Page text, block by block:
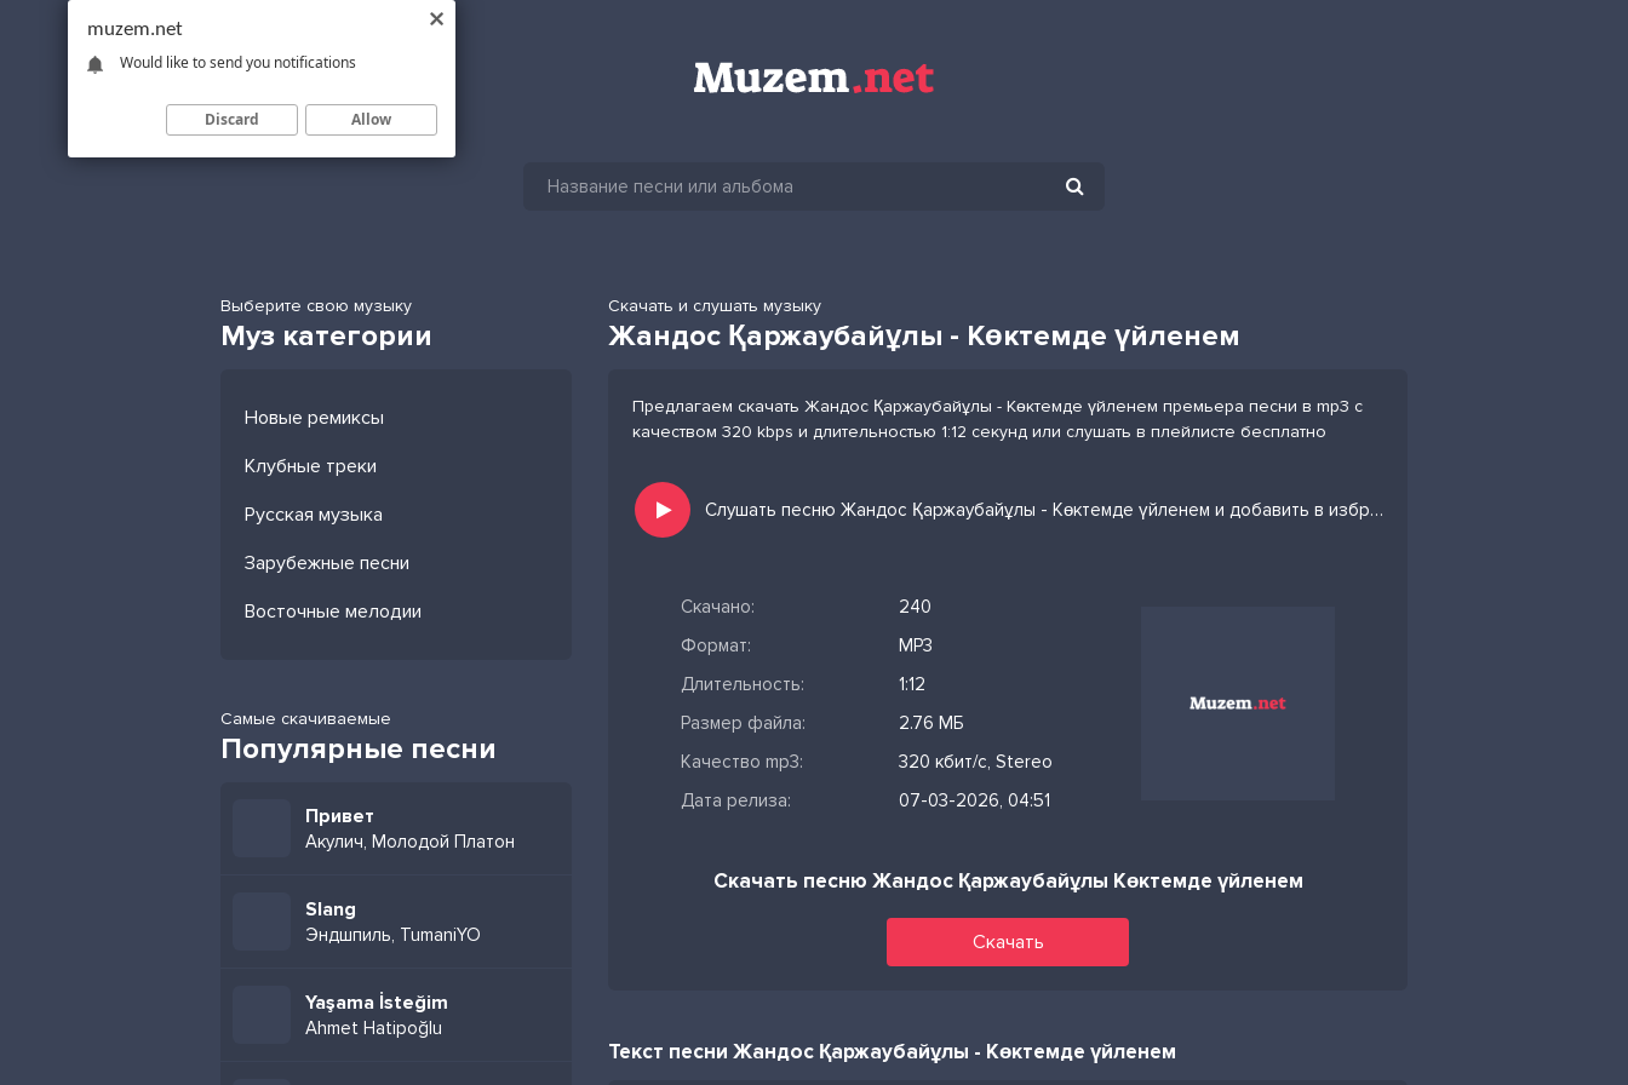
Выберите свою музыку
Муз категории
Новые ремиксы
Клубные треки
Русская музыка
Зарубежные песни
Восточные мелодии
Самые скачиваемые
Популярные песни
Привет
Акулич, Молодой Платон
Slang
Эндшпиль, TumaniYO
Yaşama İsteğim
Ahmet Hatipoğlu
Скачать и слушать музыку
Жандос Қаржаубайұлы - Көктемде үйленем
Предлагаем скачать Жандос Қаржаубайұлы - Көктемде үйленем премьера песни в mp3 с
качеством 320 kbps и длительностью 1:12 секунд или слушать в плейлисте бесплатно
Слушать песню Жандос Қаржаубайұлы - Көктемде үйленем и добавить в избранных
Скачано:
240
Формат:
MP3
Длительность:
1:12
Размер файла:
2.76 МБ
Качество mp3:
320 кбит/с, Stereo
Дата релиза:
07-03-2026, 04:51
Скачать песню Жандос Қаржаубайұлы Көктемде үйленем
Скачать
Текст песни Жандос Қаржаубайұлы - Көктемде үйленем
muzem.net
Would like to send you notifications
Discard Allow